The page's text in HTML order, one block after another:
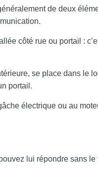
de deux
côté rue ou portail :
se place dans le
portail.
électrique ou au
lui répondre sans